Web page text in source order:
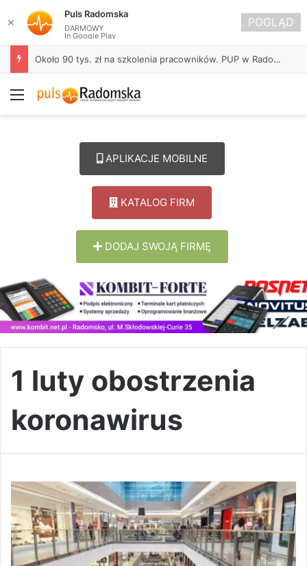
Około 90 tys. zł na szkolenia pracowników. PUP w Radomsku ogłasza nabór wniosków
Menu
APLIKACJE MOBILNE
KATALOG FIRM
DODAJ SWOJĄ FIRMĘ
1 luty obostrzenia
koronawirus
✕
Puls Radomska
DARMOWY
In Google Play
POGLĄD